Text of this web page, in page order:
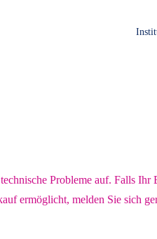
Probleme auf. Falls
ermöglicht, melden Sie sich